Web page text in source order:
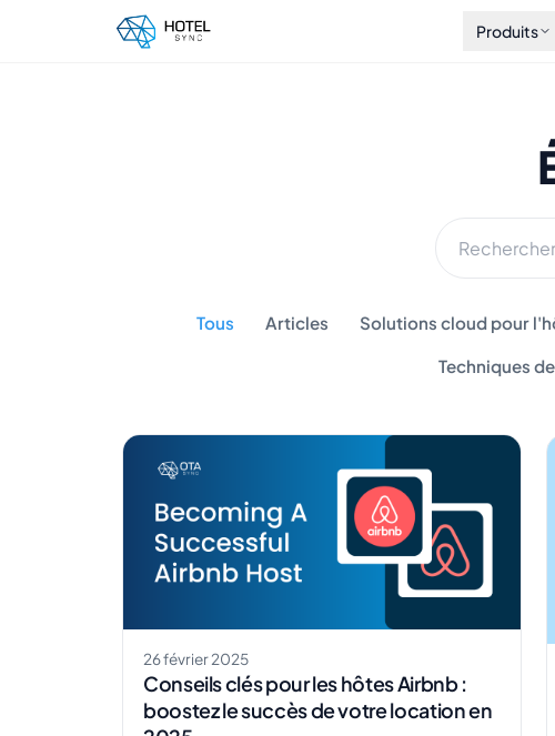
Produits
Tous Articles Solutions cloud pour
Techniques
26 février 2025
Conseils clés pour les hôtes Airbnb :
boostez le succès de votre location en